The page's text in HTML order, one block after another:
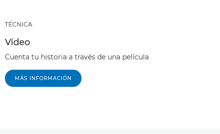
TÉCNICA
Vídeo
Cuenta tu historia a través de una película
MÁS INFORMACIÓN